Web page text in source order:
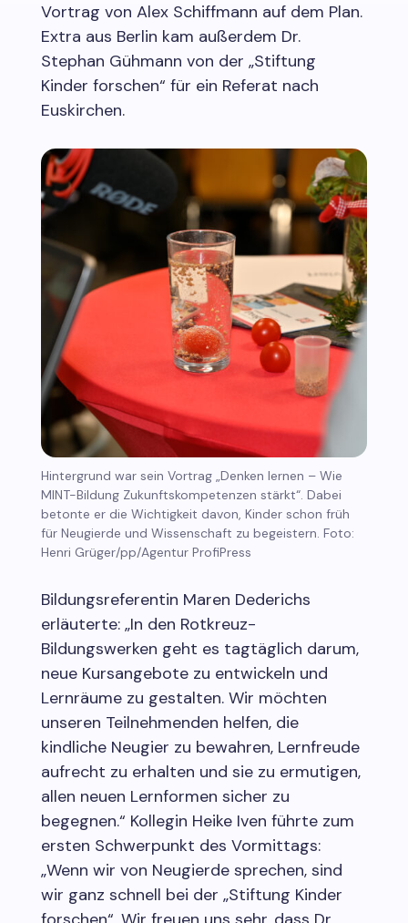
Vortrag von Alex Schiffmann auf dem Plan.
Extra aus Berlin kam außerdem Dr.
Stephan Gühmann von der „Stiftung
Kinder forschen“ für ein Referat nach
Euskirchen.
Hintergrund war sein Vortrag „Denken lernen – Wie
MINT-Bildung Zukunftskompetenzen stärkt“. Dabei
betonte er die Wichtigkeit davon, Kinder schon früh
für Neugierde und Wissenschaft zu begeistern. Foto:
Henri Grüger/pp/Agentur ProfiPress
Bildungsreferentin Maren Dederichs
erläuterte: „In den Rotkreuz-
Bildungswerken geht es tagtäglich darum,
neue Kursangebote zu entwickeln und
Lernräume zu gestalten. Wir möchten
unseren Teilnehmenden helfen, die
kindliche Neugier zu bewahren, Lernfreude
aufrecht zu erhalten und sie zu ermutigen,
allen neuen Lernformen sicher zu
begegnen.“ Kollegin Heike Iven führte zum
ersten Schwerpunkt des Vormittags:
„Wenn wir von Neugierde sprechen, sind
wir ganz schnell bei der „Stiftung Kinder